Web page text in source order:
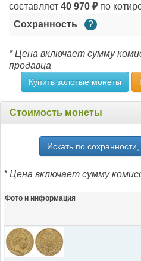
составляет 40 970 ₽по
Сохранность
?
* Цена включает сумму
продавца
Купить золотые монеты
Стоимость монеты
Искать по
* Цена включает сумму
Фото и информация